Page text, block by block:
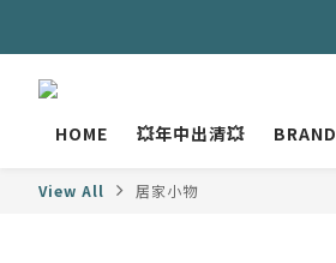
HOME
💥年中出清💥 BRAND
View All 居家小物